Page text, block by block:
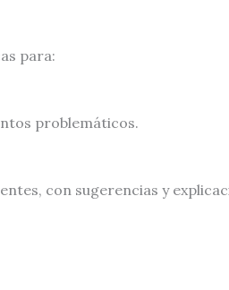
para:
problemáticos.
con sugerencias y